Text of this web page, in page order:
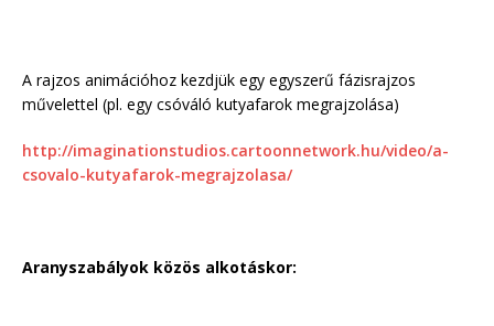
A rajzos animációhoz kezdjük egy egyszerű fázisrajzos
művelettel (pl. egy csóváló kutyafarok megrajzolása)
http://imaginationstudios.cartoonnetwork.hu/video/a-
csovalo-kutyafarok-megrajzolasa/
Aranyszabályok közös alkotáskor: